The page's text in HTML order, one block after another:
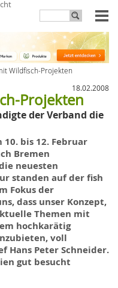
Wildfisch-Projekten
18.02.2008
Projekten
der Verband die
bis 12. Februar
Bremen
neuesten
standen auf derfish
Fokus der
dass unser Konzept,
Themen mit
hochkarätig
voll
Hans Peter Schneider.
gut besucht